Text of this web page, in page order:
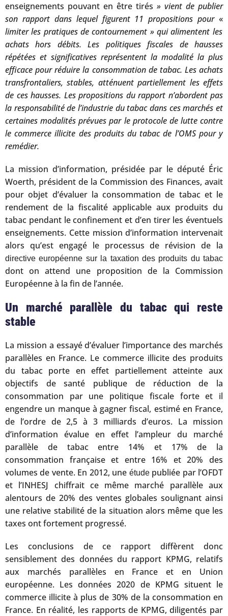
enseignements pouvant en être tirés » vient de publier
son rapport dans lequel figurent 11 propositions pour «
limiter les pratiques de contournement » qui alimentent les
achats hors débits. Les politiques fiscales de hausses
répétées et significatives représentent la modalité la plus
efficace pour réduire la consommation de tabac. Les achats
transfrontaliers, stables, atténuent partiellement les effets
de ces hausses. Les propositions du rapport n’abordent pas
la responsabilité de l’industrie du tabac dans ces marchés et
certaines modalités prévues par le protocole de lutte contre
le commerce illicite des produits du tabac de l’OMS pour y
remédier.
La mission d’information, présidée par le député Éric
Woerth, président de la Commission des Finances, avait
pour objet d’évaluer la consommation de tabac et le
rendement de la fiscalité applicable aux produits du
tabac pendant le confinement et d’en tirer les éventuels
enseignements. Cette mission d’information intervenait
alors qu’est engagé le processus de révision de la
directive européenne sur la taxation des produits du tabac
dont on attend une proposition de la Commission
Européenne à la fin de l’année.
Un marché parallèle du tabac qui reste
stable
La mission a essayé d’évaluer l’importance des marchés
parallèles en France. Le commerce illicite des produits
du tabac porte en effet partiellement atteinte aux
objectifs de santé publique de réduction de la
consommation par une politique fiscale forte et il
engendre un manque à gagner fiscal, estimé en France,
de l’ordre de 2,5 à 3 milliards d’euros. La mission
d’information évalue en effet l’ampleur du marché
parallèle de tabac entre 14% et 17% de la
consommation française et entre 16% et 20% des
volumes de vente. En 2012, une étudepubliée par l’OFDT
et l’INHESJ chiffrait ce même marché parallèle aux
alentours de 20% des ventes globales soulignant ainsi
une relative stabilité de la situation alors même que les
taxes ont fortement progressé.
Les conclusions de ce rapport diffèrent donc
sensiblement des données du rapport KPMG, relatifs
aux marchés parallèles en France et en Union
européenne. Les données 2020 de KPMG situent le
commerce illicite à plus de 30% de la consommation en
France. En réalité, les rapports de KPMG, diligentés par